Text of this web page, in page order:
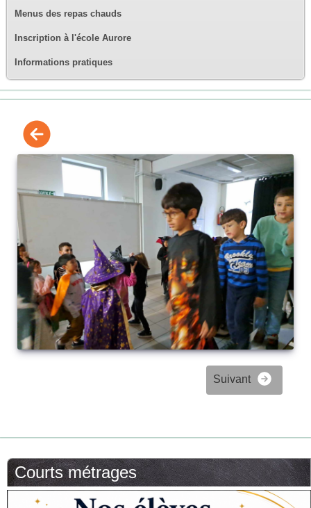
Menus des repas chauds
Inscription à l'école Aurore
Informations pratiques
Suivant
Courts métrages